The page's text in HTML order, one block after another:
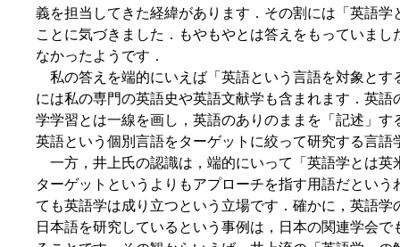
義を担当してきた経緯があります．その割には「英語
ことに気づきました．もやもやとは答えをもっていま
なかったようです．
私の答えを端的にいえば「英語という言語を対象とす
には私の専門の英語史や英語文献学も含まれます．英
学学習とは一線を画し，英語のありのままを「記述」
英語という個別言語をターゲットに絞って研究する言
一方，井上氏の認識は，端的にいって「英語学とは英
ターゲットというよりもアプローチを指す用語だとい
ても英語学は成り立つという立場です．確かに，英語
日本語を研究しているという事例は，日本の関連学会